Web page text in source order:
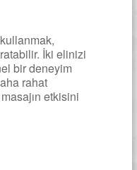
İki elinizi
bir deneyim
rahat
etkisini